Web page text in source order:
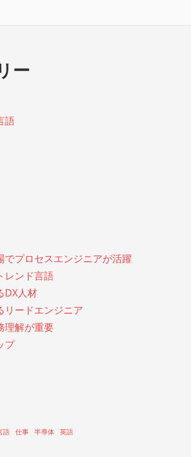
ー
語
でプロセスエンジニアが活躍
レンド言語
DX人材
リードエンジニア
理解が重要
プ
語 仕事 半導体 英語